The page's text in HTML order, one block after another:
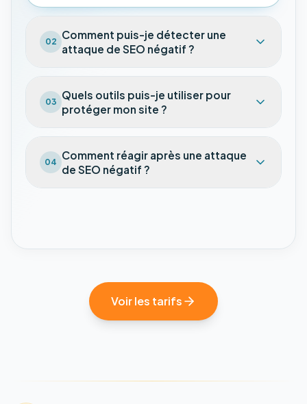
02
Comment puis-je détecter une
attaque de SEO négatif ?
03
Quels outils puis-je utiliser pour
protéger mon site ?
04
Comment réagir après une attaque
de SEO négatif ?
Voir les tarifs